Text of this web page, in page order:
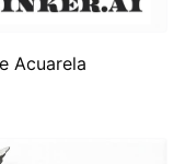
Acuarela